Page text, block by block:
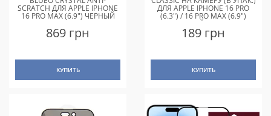
SCRATCH ДЛЯ APPLE IPHONE
16 PRO MAX (6.9") ЧЕРНЫЙ
869 грн
КУПИТЬ
ДЛЯ APPLE IPHONE 16 PRO
(6.3") / 16 PRO MAX (6.9")
ЧЕРНЫЙ / BLACK
189 грн
КУПИТЬ